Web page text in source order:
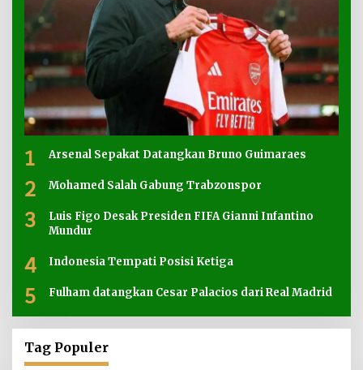
1 Arsenal Sepakat Datangkan Bruno Guimaraes
2 Mohamed Salah Gabung Trabzonspor
3
Luis Figo Desak Presiden FIFA Gianni Infantino
Mundur
4 Indonesia Tempati Posisi Ketiga
5 Fulham datangkan Cesar Palacios dari Real Madrid
Tag Populer